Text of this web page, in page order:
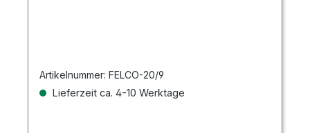
Artikelnummer: FELCO-20/9
Lieferzeit ca. 4-10 Werktage